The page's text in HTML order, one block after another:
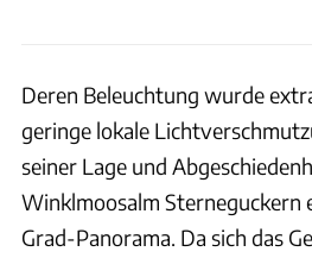
Deren Beleuchtung wurde
geringe lokale
seiner Lage und
Winklmoosalm
Grad-Panorama. Da sich das